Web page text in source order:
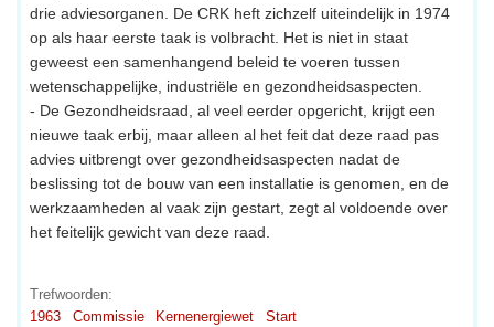
drie adviesorganen. De CRK heft zichzelf uiteindelijk in 1974
op als haar eerste taak is volbracht. Het is niet in staat
geweest een samenhangend beleid te voeren tussen
wetenschappelijke, industriële en gezondheidsaspecten.
- De Gezondheidsraad, al veel eerder opgericht, krijgt een
nieuwe taak erbij, maar alleen al het feit dat deze raad pas
advies uitbrengt over gezondheidsaspecten nadat de
beslissing tot de bouw van een installatie is genomen, en de
werkzaamheden al vaak zijn gestart, zegt al voldoende over
het feitelijk gewicht van deze raad.
Trefwoorden:
1963
Commissie Kernenergiewet
Start